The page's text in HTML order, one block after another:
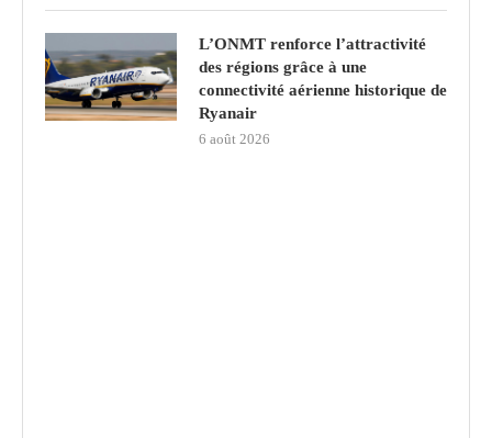
L’ONMT renforce l’attractivité
des régions grâce à une
connectivité aérienne historique de
Ryanair
6 août 2026